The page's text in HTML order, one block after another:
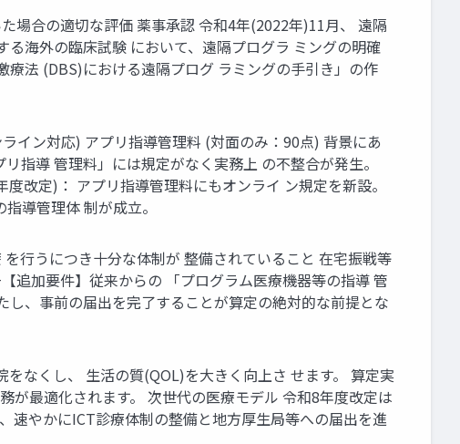
場合の適切な評価 薬事承認 令和4年(2022年)11月、 遠隔
海外の臨床試験 において、遠隔プログラ ミングの明確
法 (DBS)における遠隔プログ ラミングの手引き」の作
イン対応) アプリ指導管理料 (対面のみ：90点) 背景にあ
指導 管理料」には規定がなく実務上 の不整合が発生。
改定)： アプリ指導管理料にもオンライ ン規定を新設。
導管理体 制が成立。
行うにつき十分な体制が 整備されていること 在宅振戦等
追加要件】従来からの 「プログラム医療機器等の指導 管
、事前の届出を完了することが算定の絶対的な前提とな
なくし、 生活の質(QOL)を大きく向上さ せます。 算定実
が最適化されます。 次世代の医療モデル 令和8年度改定は
速やかにICT診療体制の整備と地方厚生局等への届出を進